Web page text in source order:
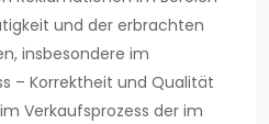
und der erbrachten
insbesondere im
– Korrektheit und Qualität
Verkaufsprozess der im